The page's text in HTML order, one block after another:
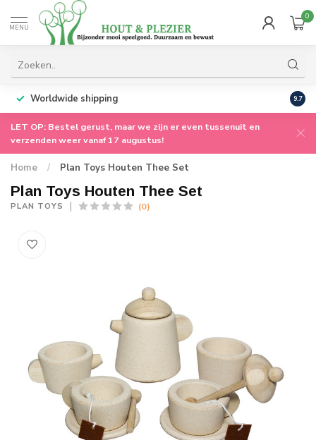
MENU
0
Worldwide shipping 9.7
LET OP: Bestel gerust, maar we zijn er even tussenuit en
verzenden weer vanaf 17 augustus!
Home / Plan Toys Houten Thee Set
Plan Toys Houten Thee Set
PLAN TOYS (0)